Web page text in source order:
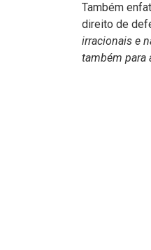
Também
direito de
irracionais e
também para